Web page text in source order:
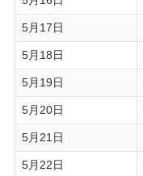
5月17日
5月18日
5月19日
5月20日
5月21日
5月22日